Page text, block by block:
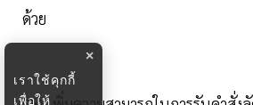
ด้วย
×
เราใช้คุกกี้
เพื่อให้